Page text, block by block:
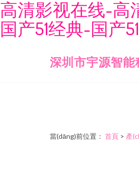
高清影视在线-高
国产51经典-国产
深圳市宇源智能
當(dāng)前位置： 首頁 > 產